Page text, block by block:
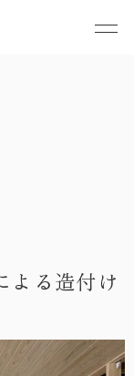
よる造付け
まの声
ート